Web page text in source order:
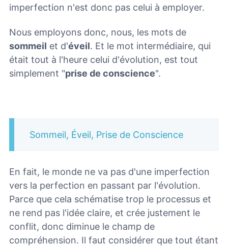
imperfection n'est donc pas celui à employer.
Nous employons donc, nous, les mots de
sommeil et d'éveil. Et le mot intermédiaire, qui
était tout à l'heure celui d'évolution, est tout
simplement "prise de conscience".
Sommeil, Éveil, Prise de Conscience
En fait, le monde ne va pas d'une imperfection
vers la perfection en passant par l'évolution.
Parce que cela schématise trop le processus et
ne rend pas l'idée claire, et crée justement le
conflit, donc diminue le champ de
compréhension. Il faut considérer que tout étant